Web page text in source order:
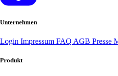
Unternehmen
Login Impressum FAQ AGB Presse
Produkt